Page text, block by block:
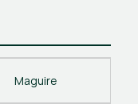
Maguire